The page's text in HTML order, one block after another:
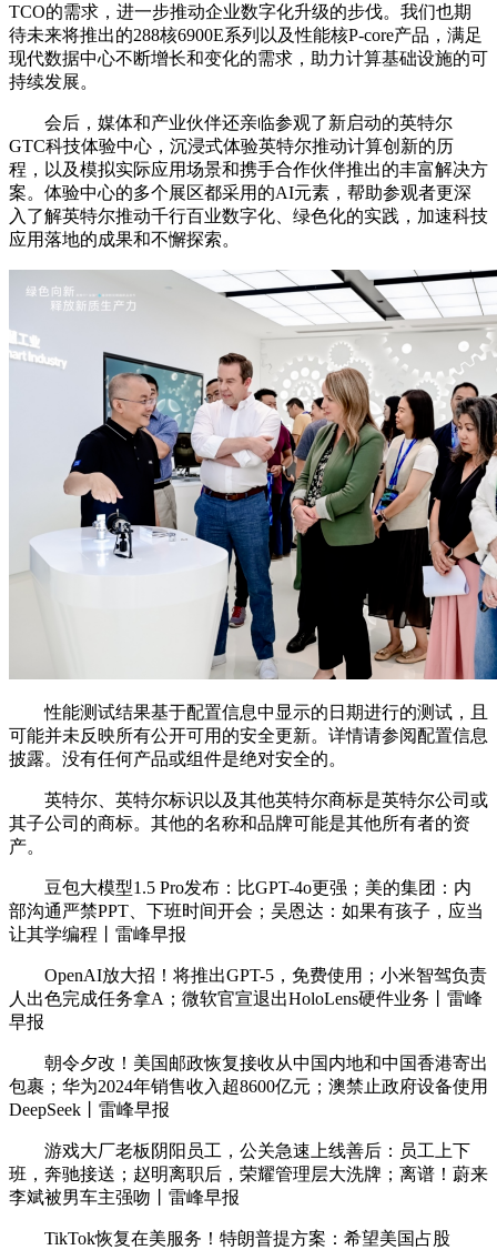
TCO的需求，进一步推动企业数字化升级的步伐。我们也期
待未来将推出的288核6900E系列以及性能核P-core产品，满足
现代数据中心不断增长和变化的需求，助力计算基础设施的可
持续发展。
会后，媒体和产业伙伴还亲临参观了新启动的英特尔
GTC科技体验中心，沉浸式体验英特尔推动计算创新的历
程，以及模拟实际应用场景和携手合作伙伴推出的丰富解决方
案。体验中心的多个展区都采用的AI元素，帮助参观者更深
入了解英特尔推动千行百业数字化、绿色化的实践，加速科技
应用落地的成果和不懈探索。
性能测试结果基于配置信息中显示的日期进行的测试，且
可能并未反映所有公开可用的安全更新。详情请参阅配置信息
披露。没有任何产品或组件是绝对安全的。
英特尔、英特尔标识以及其他英特尔商标是英特尔公司或
其子公司的商标。其他的名称和品牌可能是其他所有者的资
产。
豆包大模型1.5 Pro发布：比GPT-4o更强；美的集团：内
部沟通严禁PPT、下班时间开会；吴恩达：如果有孩子，应当
让其学编程丨雷峰早报
OpenAI放大招！将推出GPT-5，免费使用；小米智驾负责
人出色完成任务拿A；微软官宣退出HoloLens硬件业务丨雷峰
早报
朝令夕改！美国邮政恢复接收从中国内地和中国香港寄出
包裹；华为2024年销售收入超8600亿元；澳禁止政府设备使用
DeepSeek丨雷峰早报
游戏大厂老板阴阳员工，公关急速上线善后：员工上下
班，奔驰接送；赵明离职后，荣耀管理层大洗牌；离谱！蔚来
李斌被男车主强吻丨雷峰早报
TikTok恢复在美服务！特朗普提方案：希望美国占股